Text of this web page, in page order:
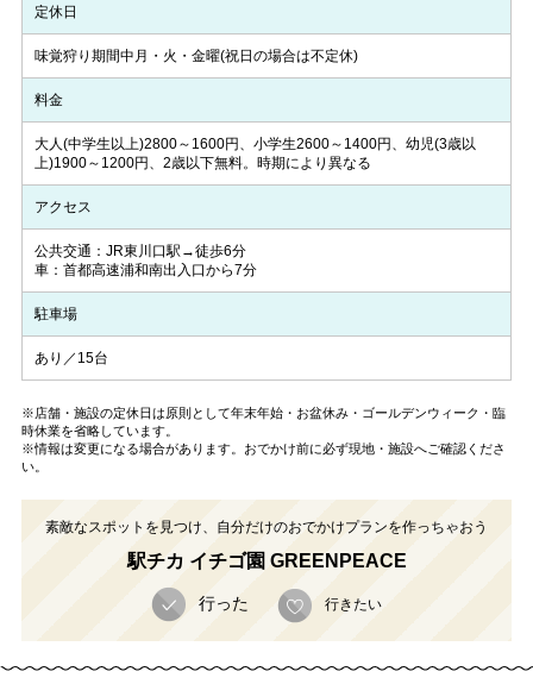
定休日
味覚狩り期間中月・火・金曜(祝日の場合は不定休)
料金
大人(中学生以上)2800～1600円、小学生2600～1400円、幼児(3歳以
上)1900～1200円、2歳以下無料。時期により異なる
アクセス
公共交通：JR東川口駅→徒歩6分
車：首都高速浦和南出入口から7分
駐車場
あり／15台
※店舗・施設の定休日は原則として年末年始・お盆休み・ゴールデンウィーク・臨
時休業を省略しています。
※情報は変更になる場合があります。おでかけ前に必ず現地・施設へご確認くださ
い。
素敵なスポットを見つけ、自分だけのおでかけプランを作っちゃおう
駅チカ イチゴ園 GREENPEACE
行った 行きたい